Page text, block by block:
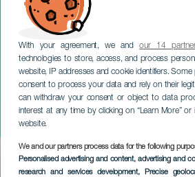
With your agreement, we andour 14
technologies to store, access, and process
website, IP addresses and cookie identifiers.
consent to process your data and rely on their
can withdraw your consent or object to data
interest at any time by clicking on “Learn More”
website.
We and our partners process data for the following
Personalised advertising and content, advertising and
research and services development, Precise
Klassiker in
GRAN CANARIA
Imagen
Listado